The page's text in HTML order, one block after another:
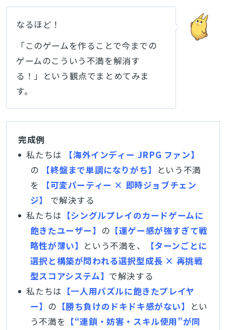
なるほど！
「このゲームを作ることで今までの
ゲームのこういう不満を解消す
る！」という観点でまとめてみま
す。
完成例
私たちは
【海外インディー JRPG ファン】
の
【終盤まで単調になりがち】
という不満
を
【可変パーティー × 即時ジョブチェン
ジ】
で解決する
私たちは 【シングルプレイのカードゲームに
飽きたユーザー】 の 【運ゲー感が強すぎて戦
略性が薄い】 という不満を、
【ターンごとに
選択と構築が問われる選択型成長 × 再挑戦
型スコアシステム】 で解決する
私たちは 【一人用パズルに飽きたプレイヤ
ー】 の 【勝ち負けのドキドキ感がない】
とい
う不満を 【“連鎖・妨害・スキル使用”が同